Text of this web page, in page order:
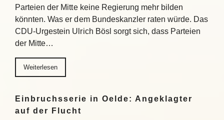
Parteien der Mitte keine Regierung mehr bilden
könnten. Was er dem Bundeskanzler raten würde. Das
CDU-Urgestein Ulrich Bösl sorgt sich, dass Parteien
der Mitte…
Weiterlesen
Einbruchsserie in Oelde: Angeklagter
auf der Flucht